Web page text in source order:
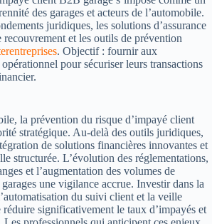
des garages et acteurs de l’automobile.
juridiques, les solutions d’assurance
recouvrement et les outils de prévention
. Objectif : fournir aux
pour sécuriser leurs transactions
la prévention du risque d’impayé client
stratégique. Au-delà des outils juridiques,
de solutions financières innovantes et
structurée. L’évolution des réglementations,
et l’augmentation des volumes de
une vigilance accrue. Investir dans la
du suivi client et la veille
réduire significativement le taux d’impayés et